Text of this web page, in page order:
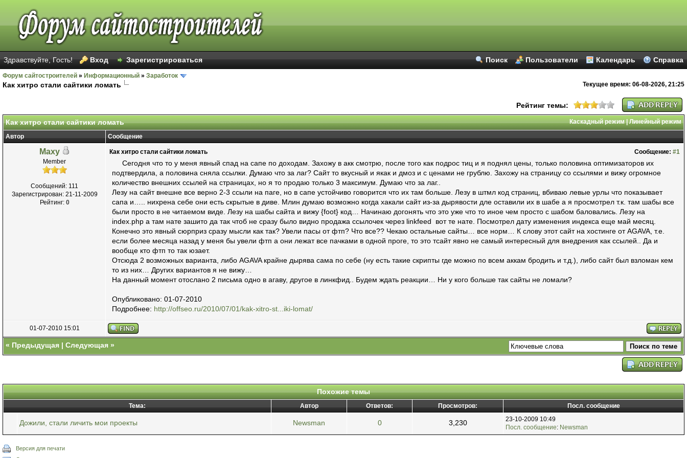
Поиск Пользователи Календарь Справка
Здравствуйте, Гость! Вход Зарегистрироваться
Форум сайтостроителей » Информационный » Заработок
Как хитро стали сайтики ломать Текущее время: 06-08-2026, 21:25
Рейтинг темы:
Каскадный режим|Линейный режим
Как хитро стали сайтики ломать
Автор Сообщение
Maxy
Member
Сообщений: 111
Зарегистрирован: 21-11-2009
Рейтинг: 0
Сообщение: #1
Как хитро стали сайтики ломать
Сегодня что то у меня явный спад на сапе по доходам. Захожу в акк смотрю, после того как подрос тиц и я поднял цены, только половина оптимизаторов их
подтвердила, а половина сняла ссылки. Думаю что за лаг? Сайт то вкусный и якак и дмоз и с ценами не грублю. Захожу на страницу со ссылями и вижу огромное
количество внешних ссылей на страницах, но я то продаю только 3 максимум. Думаю что за лаг..
Лезу на сайт внешне все верно 2-3 ссыли на паге, но в сапе устойчиво говорится что их там больше. Лезу в штмл код страниц, вбиваю левые урлы что показывает
сапа и….. нихрена себе они есть скрытые в диве. Млин думаю возможно когда хакали сайт из-за дырявости дле оставили их в шабе а я просмотрел т.к. там шабы все
были просто в не читаемом виде. Лезу на шабы сайта и вижу {foot} код… Начинаю догонять что это уже что то иное чем просто с шабом баловались. Лезу на
index.php а там нате зашито да так чтоб не сразу было видно продажа ссылочек через linkfeed вот те нате. Посмотрел дату изменения индекса еще май месяц.
Конечно это явный сюрприз сразу мысли как так? Увели пасы от фтп? Что все?? Чекаю остальные сайты… все норм… К слову этот сайт на хостинге от AGAVA, т.е.
если более месяца назад у меня бы увели фтп а они лежат все пачками в одной проге, то это тсайт явно не самый интересный для внедрения как ссылей.. Да и
вообще кто фтп то так юзает.
Отсюда 2 возможных варианта, либо AGAVA крайне дырява сама по себе (ну есть такие скрипты где можно по всем аккам бродить и т.д.), либо сайт был взломан кем
то из них… Других вариантов я не вижу…
На данный момент отослано 2 письма одно в агаву, другое в линкфид.. Будем ждать реакции… Ни у кого больше так сайты не ломали?
Опубликовано: 01-07-2010
Подробнее: http://offseo.ru/2010/07/01/kak-xitro-st...iki-lomat/
01-07-2010 15:01
« Предыдущая | Следующая »
Похожие темы
Тема: Автор Ответов: Просмотров: Посл. сообщение
Дожили, стали личить мои проекты Newsman 0 3,230
23-10-2009 10:49
Посл. сообщение: Newsman
Версия для печати